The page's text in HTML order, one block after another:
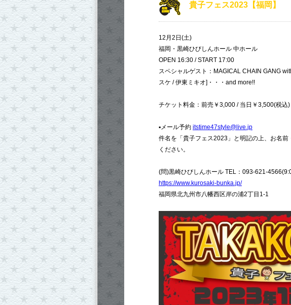
​貴子フェス2023【福岡】
12月2日(土)
福岡・黒崎ひびしんホール 中ホール
OPEN 16:30 / START 17:00
スペシャルゲスト：MAGICAL CHAIN GANG
スケ / 伊東ミキオ]・・・and more!!
チケット料金：前売￥3,000 / 当日￥3,500(税込)
▪︎メール予約 itstime47style@live.jp
件名を「貴子フェス2023」と明記の上、お名
ください。
(問)黒崎ひびしんホール TEL：093-621-
https://www.kurosaki-bunka.jp/
福岡県北九州市八幡西区岸の浦2丁目1-1